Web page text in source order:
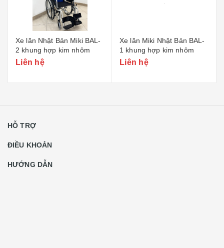
Xe lăn Nhật Bản Miki BAL-
2 khung hợp kim nhôm
Liên hệ
Xe lăn Miki Nhật Bản BAL-
1 khung hợp kim nhôm
Liên hệ
HỖ TRỢ
ĐIỀU KHOẢN
HƯỚNG DẪN